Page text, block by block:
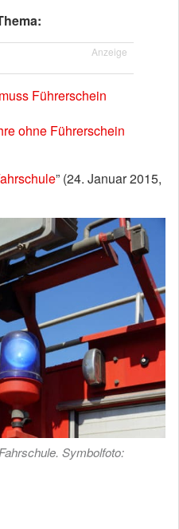
Anzeige
Führerschein
ohne Führerschein
” (24. Januar 2015,
Symbolfoto: